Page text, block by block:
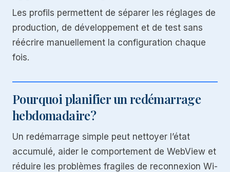
Les profils permettent de séparer les réglages de
production, de développement et de test sans
réécrire manuellement la configuration chaque
fois.
Pourquoi planifier un redémarrage
hebdomadaire?
Un redémarrage simple peut nettoyer l’état
accumulé, aider le comportement de WebView et
réduire les problèmes fragiles de reconnexion Wi-